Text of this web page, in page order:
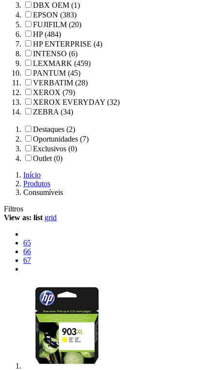
DBX OEM (1)
EPSON (383)
FUJIFILM (20)
HP (484)
HP ENTERPRISE (4)
INTENSO (6)
LEXMARK (459)
PANTUM (45)
VERBATIM (28)
XEROX (79)
XEROX EVERYDAY (32)
ZEBRA (34)
Destaques (2)
Oportunidades (7)
Exclusivos (0)
Outlet (0)
Início
Produtos
Consumíveis
Filtros
View as: list grid
65
66
67